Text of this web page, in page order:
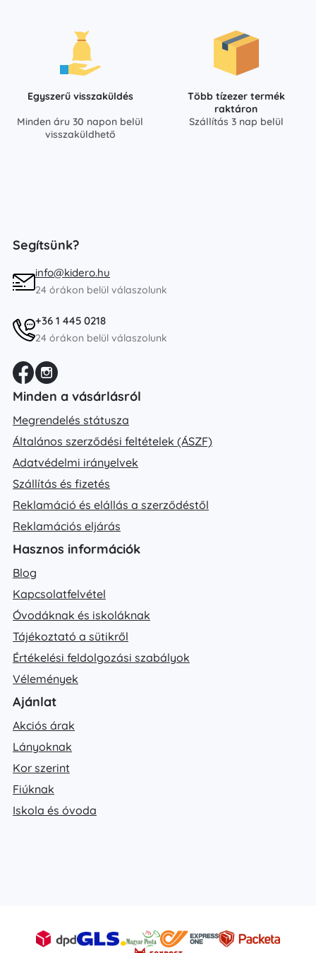
Egyszerű visszaküldés
Minden áru 30 napon belül
visszaküldhető
Több tízezer termék
raktáron
Szállítás 3 nap belül
Segítsünk?
info@kidero.hu
24 órákon belül válaszolunk
+36 1 445 0218
24 órákon belül válaszolunk
Minden a vásárlásról
Megrendelés státusza
Általános szerződési feltételek (ÁSZF)
Adatvédelmi irányelvek
Szállítás és fizetés
Reklamáció és elállás a szerződéstől
Reklamációs eljárás
Hasznos információk
Blog
Kapcsolatfelvétel
Óvodáknak és iskoláknak
Tájékoztató a sütikről
Értékelési feldolgozási szabályok
Vélemények
Ajánlat
Akciós árak
Lányoknak
Kor szerint
Fiúknak
Iskola és óvoda